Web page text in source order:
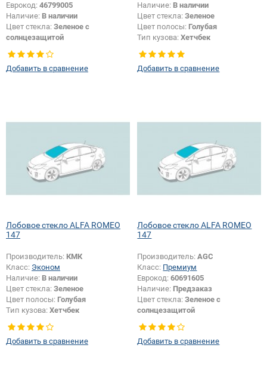
Еврокод: 46799005
Наличие: В наличии
Цвет стекла: Зеленое с
солнцезащитой
Добавить в сравнение
Наличие: В наличии
Цвет стекла:Зеленое
Цвет полосы: Голубая
Тип кузова:Хетчбек
Добавить в сравнение
Лобовое стекло ALFA ROMEO
147
Производитель: КМК
Класс: Эконом
Наличие: В наличии
Цвет стекла: Зеленое
Цвет полосы: Голубая
Тип кузова: Хетчбек
Добавить в сравнение
Лобовое стекло ALFA ROMEO
147
Производитель:AGC
Класс: Премиум
Еврокод:60691605
Наличие: Предзаказ
Цвет стекла:Зеленое с
солнцезащитой
Тип кузова:Хетчбек
Добавить в сравнение